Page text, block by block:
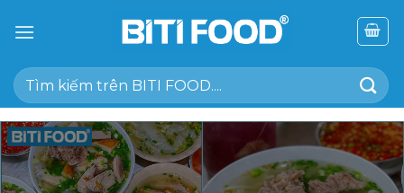
đến
dung
Tìm
kiếm: